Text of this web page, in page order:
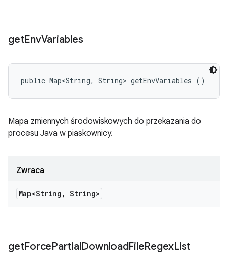
getEnvVariables
public Map<String, String> getEnvVariables ()
Mapa zmiennych środowiskowych do przekazania do
procesu Java w piaskownicy.
Zwraca
Map<String , String>
getForcePartialDownloadFileRegexList